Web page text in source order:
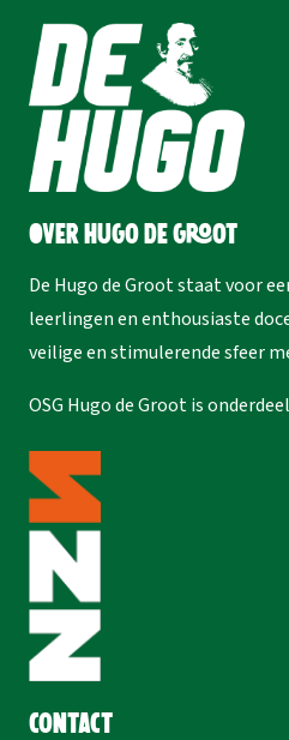
Over Hugo de Groot
De Hugo de Groot staat voor
leerlingen en enthousiaste
veilige en stimulerende sfeer
OSG Hugo de Groot is
Contact